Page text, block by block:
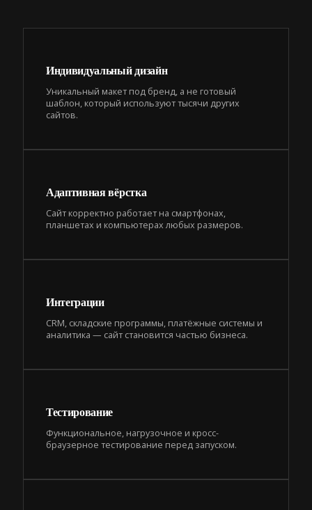
Индивидуальный дизайн
Уникальный макет под бренд, а не готовый
шаблон, который используют тысячи других
сайтов.
Адаптивная вёрстка
Сайт корректно работает на смартфонах,
планшетах и компьютерах любых размеров.
Интеграции
CRM, складские программы, платёжные системы и
аналитика — сайт становится частью бизнеса.
Тестирование
Функциональное, нагрузочное и кросс-
браузерное тестирование перед запуском.